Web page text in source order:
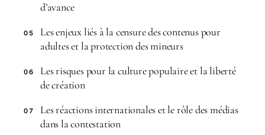
d’avance
05
Les enjeux liés à la censure des contenus pour
adultes et la protection des mineurs
06
Les risques pour la culture populaire et la liberté
de création
07
Les réactions internationales et le rôle des médias
dans la contestation